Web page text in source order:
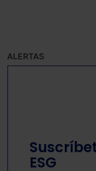
ALERTAS
ESG